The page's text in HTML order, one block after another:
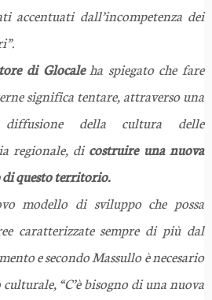
accentuati dall’incompetenza dei
di Glocaleha spiegato che fare
significa tentare, attraverso una
della cultura delle
regionale, dicostruire una nuova
questo territorio.
modello di sviluppo che possa
caratterizzate sempre di più dal
e secondo Massullo è necesario
culturale,“C’è bisogno di una nuova